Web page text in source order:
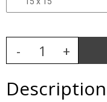
Description